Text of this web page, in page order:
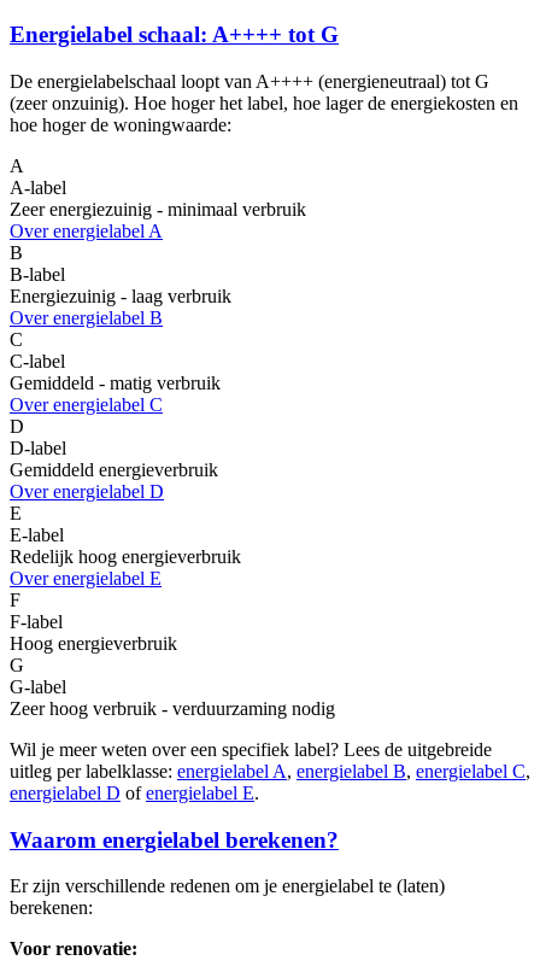
Energielabel schaal: A++++ tot G
De energielabelschaal loopt van A++++ (energieneutraal) tot G
(zeer onzuinig). Hoe hoger het label, hoe lager de energiekosten en
hoe hoger de woningwaarde:
A
A-label
Zeer energiezuinig - minimaal verbruik
Over energielabel A
B
B-label
Energiezuinig - laag verbruik
Over energielabel B
C
C-label
Gemiddeld - matig verbruik
Over energielabel C
D
D-label
Gemiddeld energieverbruik
Over energielabel D
E
E-label
Redelijk hoog energieverbruik
Over energielabel E
F
F-label
Hoog energieverbruik
G
G-label
Zeer hoog verbruik - verduurzaming nodig
Wil je meer weten over een specifiek label? Lees de uitgebreide
uitleg per labelklasse: energielabel A, energielabel B, energielabel C,
energielabel D ofenergielabel E.
Waarom energielabel berekenen?
Er zijn verschillende redenen om je energielabel te (laten)
berekenen:
Voor renovatie: